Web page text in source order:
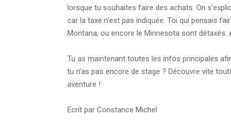
lorsque tu souhaites faire des achats. On
car la taxe n’est pas indiquée. Toi qui pensais
Montana, ou encore le Minnesota sont
Tu as maintenant toutes les infos principales
tu n’as pas encore de stage ? Découvre vite
aventure !
Ecrit par Constance Michel